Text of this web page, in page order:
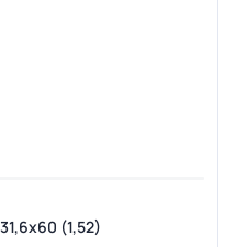
(1,52)